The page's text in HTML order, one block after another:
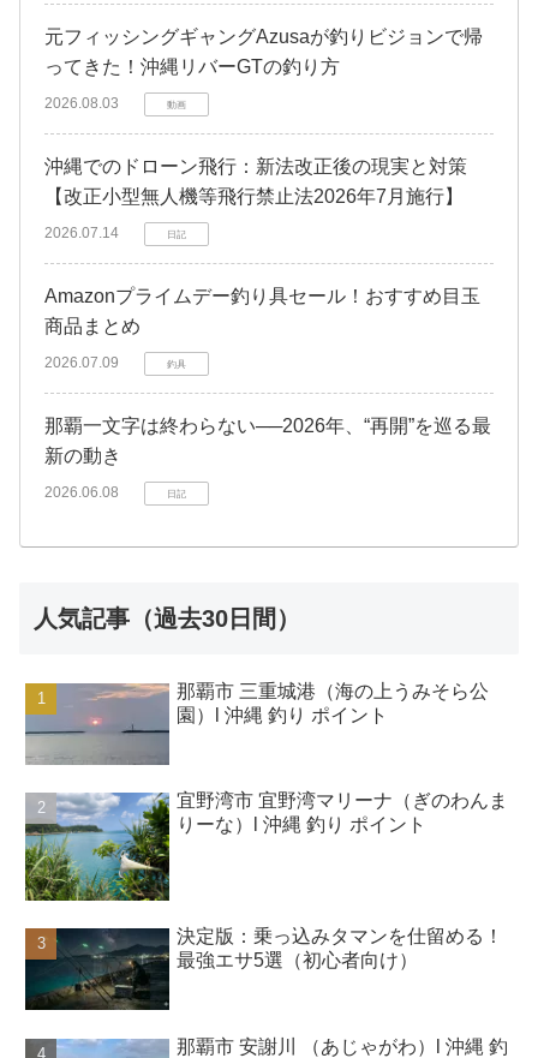
元フィッシングギャングAzusaが釣りビジョンで帰
ってきた！沖縄リバーGTの釣り方
2026.08.03 動画
沖縄でのドローン飛行：新法改正後の現実と対策
【改正小型無人機等飛行禁止法2026年7月施行】
2026.07.14 日記
Amazonプライムデー釣り具セール！おすすめ目玉
商品まとめ
2026.07.09 釣具
那覇一文字は終わらない──2026年、“再開”を巡る最
新の動き
2026.06.08 日記
人気記事（過去30日間）
那覇市 三重城港（海の上うみそら公
園）l 沖縄 釣り ポイント
宜野湾市 宜野湾マリーナ（ぎのわんま
りーな）l 沖縄 釣り ポイント
決定版：乗っ込みタマンを仕留める！
最強エサ5選（初心者向け）
那覇市 安謝川 （あじゃがわ）l 沖縄 釣